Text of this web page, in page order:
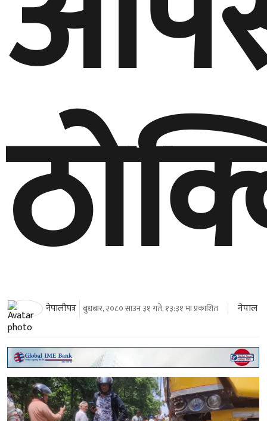
नेपालीपत्र बुधबार, २०८० साउन ३१ गते, १३:३१ मा प्रकाशित नेपाल